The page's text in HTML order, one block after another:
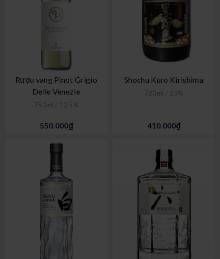
Rượu vang Pinot Grigio
Delle Venezie
750ml / 12,5%
550.000₫
Shochu Kuro Kirishima
720ml / 25%
410.000₫